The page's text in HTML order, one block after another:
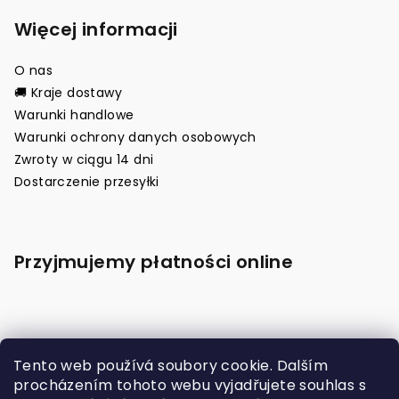
Tento web používá soubory cookie. Dalším
procházením tohoto webu vyjadřujete souhlas s
Więcej informacji
O nas
🚚 Kraje dostawy
Warunki handlowe
Warunki ochrony danych osobowych
Zwroty w ciągu 14 dni
Dostarczenie przesyłki
Przyjmujemy płatności online